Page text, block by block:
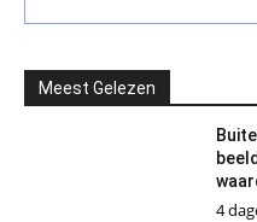
Meest Gelezen
4